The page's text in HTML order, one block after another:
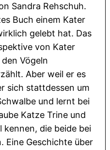
Sandra Rehschuh.
Buch einem Kater
gelebt hat. Das
von Kater
Vögeln
Aber weil er es
sich stattdessen um
und lernt bei
Katze Trine und
kennen, die beide bei
Eine Geschichte über